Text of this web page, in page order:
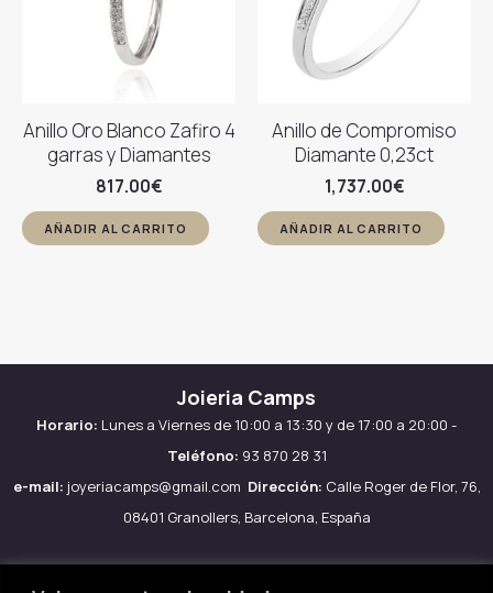
Anillo Oro Blanco Zafiro 4
garras y Diamantes
817.00€
AÑADIR AL CARRITO
Anillo de Compromiso
Diamante 0,23ct
1,737.00€
AÑADIR AL CARRITO
Joieria Camps
Horario: Lunes a Viernes de 10:00 a 13:30 y de 17:00 a 20:00 -
Teléfono: 93 870 28 31
e-mail: joyeriacamps@gmail.com Dirección: Calle Roger de Flor, 76,
08401 Granollers, Barcelona, España